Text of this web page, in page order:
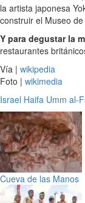
la artista japonesa
construir el Museo
Y para degustar la
restaurantes
Vía | wikipedia
Foto | wikimedia
Israel Haifa Umm al-
Cueva de las Manos